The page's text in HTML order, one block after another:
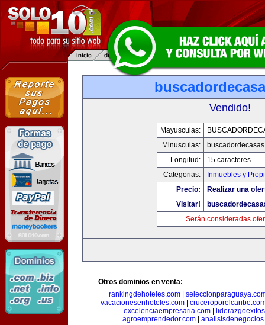
Vendido!
Mayusculas:
Minusculas:
Longitud:
15 caracteres
Categorias:
Inmuebles y
Precio:
Realizar una
Visitar!
Serán consideradas
Otros dominios en venta:
rankingdehoteles.com|
vacacionesenhoteles.com
excelenciaempresaria.com
agroemprendedor.com